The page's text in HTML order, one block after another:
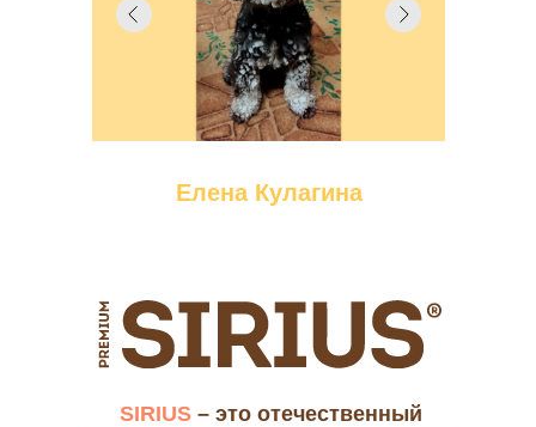
Елена Кулагина
SIRIUS – это отечественный